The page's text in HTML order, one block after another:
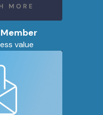
value